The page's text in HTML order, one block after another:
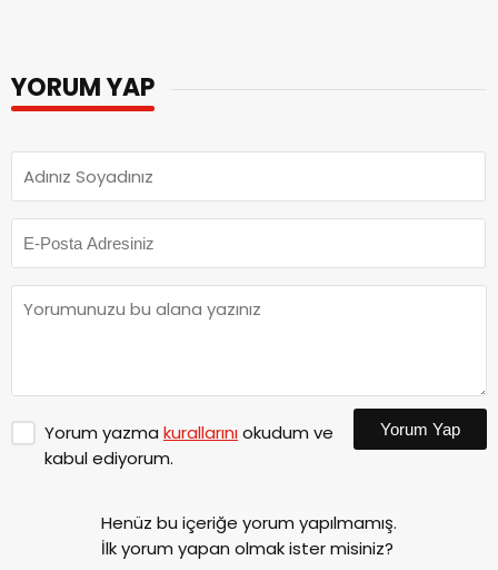
YORUM YAP
Yorum yazma kurallarınıokudum ve
kabul ediyorum.
Yorum Yap
Henüz bu içeriğe yorum yapılmamış.
İlk yorum yapan olmak ister misiniz?